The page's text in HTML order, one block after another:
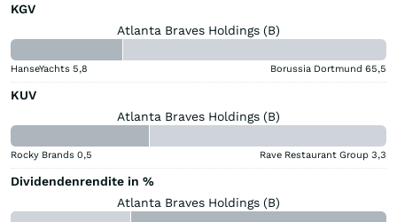
KGV
Atlanta Braves Holdings (B)
HanseYachts 5,8 Borussia Dortmund 65,5
KUV
Atlanta Braves Holdings (B)
Rocky Brands 0,5 Rave Restaurant Group 3,3
Dividendenrendite in %
Atlanta Braves Holdings (B)